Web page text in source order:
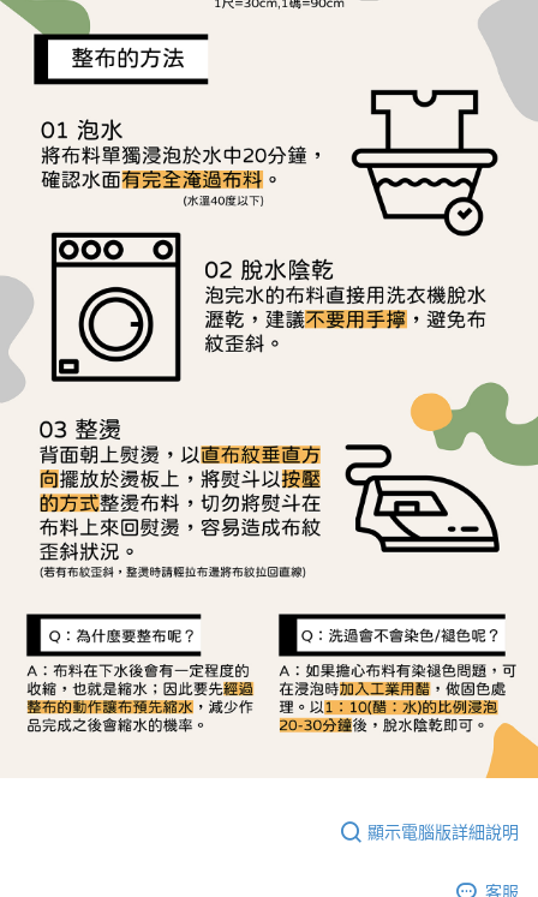
【注意事項】
１．透過由恩沛科技股份有限公司提供之「AFTEE先享後付」服務完成之交
易，需依本服務之必要範圍內提供個人資料，並將交易相關給付款項請求債
權轉讓予恩沛科技股份有限公司。
https://aftee.tw/terms/#terms3
３．未成年的使用者請事先徵得法定代理人或監護人之同意方可使用
「AFTEE先享後付」，若未經同意申辦者引起之損失，本公司不負相關責
任。
４．使用「AFTEE先享後付」時，將依據個別帳號之用戶狀況，依本公司即
時審查核予不同之上限額度；若仍有額度不足之情形，本公司將視審查結果
請求用戶進行身份認證。
５．嚴禁一人註冊多個帳號或使用他人資訊註冊。若發現惡意使用之情形，
恩沛科技股份有限公司將有權停止該用戶之使用額度並採取法律行動。
顯示電腦版詳細說明
客服